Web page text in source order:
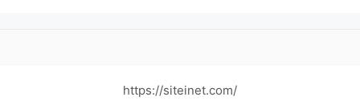
https://siteinet.com/